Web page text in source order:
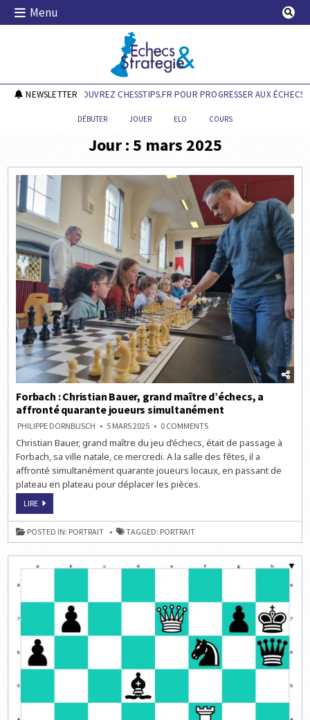
Skip
Menu
Echecs & Stratégie
NEWSLETTERDÉCOUVREZ CHESSTIPS.FR POUR PROGRESSER AUX ÉCHECS !
DÉBUTER JOUER ELO COURS
Jour :5 mars 2025
Forbach : Christian Bauer, grand maître d’échecs, a
affronté quarante joueurs simultanément
PHILIPPE DORNBUSCH 5 MARS 2025 0 COMMENTSON
:
CHRISTIAN
BAUER,
GRAND
MAÎTRE
SIMULTANÉMENT
Christian Bauer, grand maître du jeu d’échecs, était de passage à
Forbach, sa ville natale, ce mercredi. A la salle des fêtes, il a
affronté simultanément quarante joueurs locaux, en passant de
plateau en plateau pour déplacer les pièces.
LIREFORBACH
CHRISTIAN
BAUER,
GRAND
MAÎTRE
AFFRONTÉ
POSTED IN: PORTRAIT TAGGED: PORTRAIT